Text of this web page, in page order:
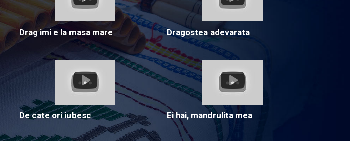
Drag imi e la masa mare Dragostea adevarata
De cate ori iubesc Ei hai, mandrulita mea